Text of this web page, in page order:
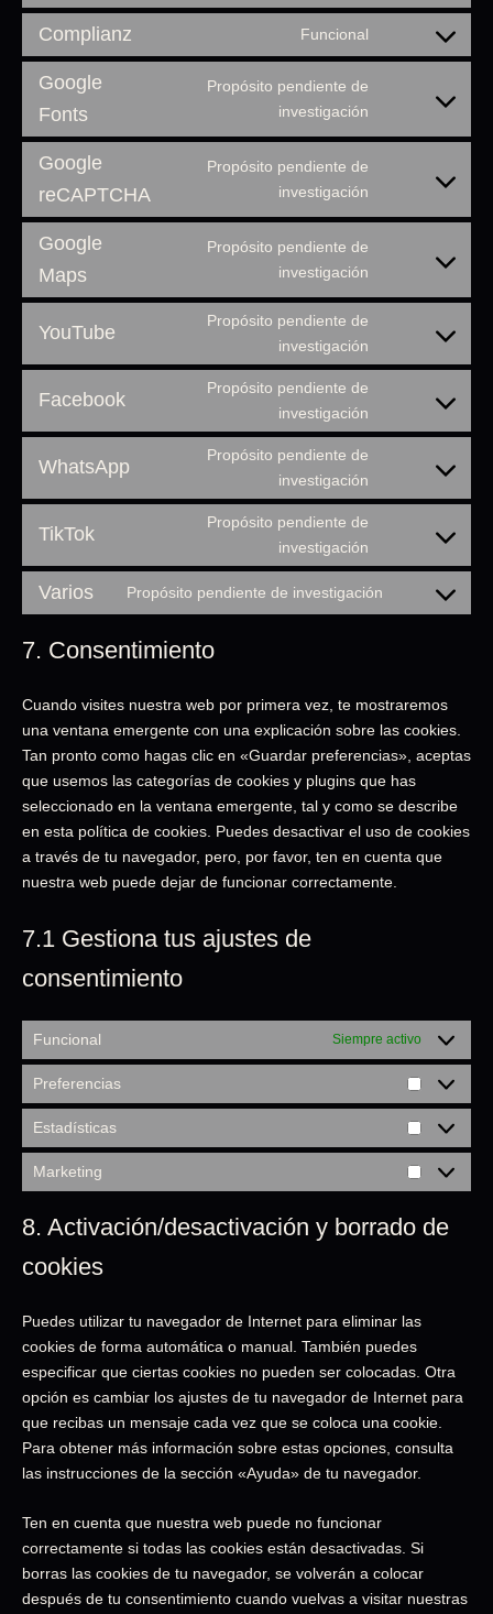
Complianz Funcional
Google
Fonts
Propósito pendiente de
investigación
Google
reCAPTCHA
Propósito pendiente de
investigación
Google
Maps
Propósito pendiente de
investigación
YouTube
Propósito pendiente de
investigación
Facebook
Propósito pendiente de
investigación
WhatsApp
Propósito pendiente de
investigación
TikTok
Propósito pendiente de
investigación
Varios Propósito pendiente de investigación
7. Consentimiento
Cuando visites nuestra web por primera vez, te mostraremos
una ventana emergente con una explicación sobre las cookies.
Tan pronto como hagas clic en «Guardar preferencias», aceptas
que usemos las categorías de cookies y plugins que has
seleccionado en la ventana emergente, tal y como se describe
en esta política de cookies. Puedes desactivar el uso de cookies
a través de tu navegador, pero, por favor, ten en cuenta que
nuestra web puede dejar de funcionar correctamente.
7.1 Gestiona tus ajustes de
consentimiento
Funcional Siempre activo
Preferencias
Estadísticas
Marketing
8. Activación/desactivación y borrado de
cookies
Puedes utilizar tu navegador de Internet para eliminar las
cookies de forma automática o manual. También puedes
especificar que ciertas cookies no pueden ser colocadas. Otra
opción es cambiar los ajustes de tu navegador de Internet para
que recibas un mensaje cada vez que se coloca una cookie.
Para obtener más información sobre estas opciones, consulta
las instrucciones de la sección «Ayuda» de tu navegador.
Ten en cuenta que nuestra web puede no funcionar
correctamente si todas las cookies están desactivadas. Si
borras las cookies de tu navegador, se volverán a colocar
después de tu consentimiento cuando vuelvas a visitar nuestras